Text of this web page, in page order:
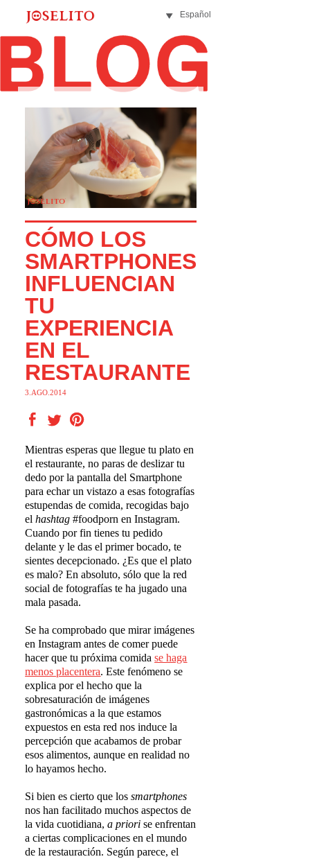
Español
CÓMO LOS
SMARTPHONES
INFLUENCIAN
TU
EXPERIENCIA
EN EL
RESTAURANTE
3.AGO.2014
Mientras esperas que llegue tu plato en
el restaurante, no paras de deslizar tu
dedo por la pantalla del Smartphone
para echar un vistazo a esas fotografías
estupendas de comida, recogidas bajo
elhashtag #foodporn en Instagram.
Cuando por fin tienes tu pedido
delante y le das el primer bocado, te
sientes decepcionado. ¿Es que el plato
es malo? En absoluto, sólo que la red
social de fotografías te ha jugado una
mala pasada.
Se ha comprobado que mirar imágenes
en Instagram antes de comer puede
hacer que tu próxima comidase haga
menos placentera. Este fenómeno se
explica por el hecho que la
sobresaturación de imágenes
gastronómicas a la que estamos
expuestos en esta red nos induce la
percepción que acabamos de probar
esos alimentos, aunque en realidad no
lo hayamos hecho.
Si bien es cierto que lossmartphones
nos han facilitado muchos aspectos de
la vida cuotidiana,a priori se enfrentan
a ciertas complicaciones en el mundo
de la restauración. Según parece, el